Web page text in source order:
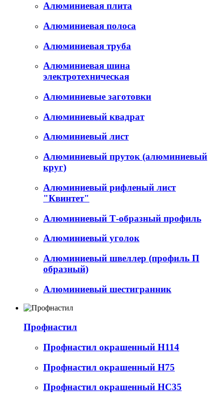
Алюминиевая плита
Алюминиевая полоса
Алюминиевая труба
Алюминиевая шина
электротехническая
Алюминиевые заготовки
Алюминиевый квадрат
Алюминиевый лист
Алюминиевый пруток (алюминиевый
круг)
Алюминиевый рифленый лист
"Квинтет"
Алюминиевый Т-образный профиль
Алюминиевый уголок
Алюминиевый швеллер (профиль П
образный)
Алюминиевый шестигранник
Профнастил
Профнастил окрашенный Н114
Профнастил окрашенный Н75
Профнастил окрашенный НС35